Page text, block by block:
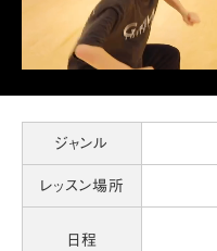
ジャンル
レッスン場所
日程